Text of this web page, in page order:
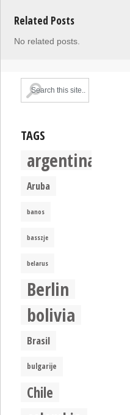
Related Posts
No related posts.
TAGS
argentina
Aruba
banos
basszje
belarus
Berlin
bolivia
Brasil
bulgarije
Chile